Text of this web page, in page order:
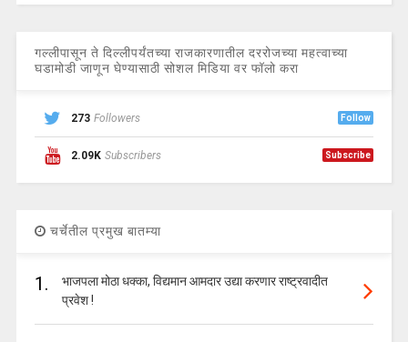
गल्लीपासून ते दिल्लीपर्यंतच्या राजकारणातील दररोजच्या महत्वाच्या
घडामोडी जाणून घेण्यासाठी सोशल मिडिया वर फॉलो करा
273 Followers Follow
2.09K Subscribers Subscribe
चर्चेतील प्रमुख बातम्या
1.
भाजपला मोठा धक्का, विद्यमान आमदार उद्या करणार राष्ट्रवादीत
प्रवेश !